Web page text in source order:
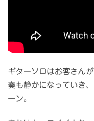
ギターソロはお客さん
奏も静かになっていき
ーン。